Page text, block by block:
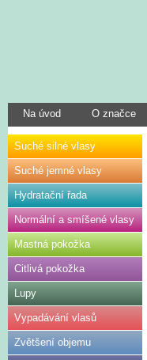
Na úvod O značce
Suché silné vlasy
Suché jemné vlasy
Hydratační řada
Normální a smíšené vlasy
Mastná pokožka
Citlivá pokožka
Lupy
Vypadávání vlasů
Zvětšení objemu